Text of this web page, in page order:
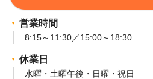
営業時間
8:15～11:30／15:00～18:30
休業日
水曜・土曜午後・日曜・祝日